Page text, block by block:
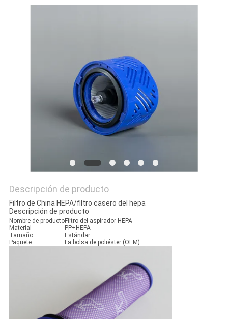
PRIVACY
POLICY
Descripción de producto
Filtro de China HEPA/filtro casero del hepa
Descripción de producto
Nombre de productoFiltro del aspirador HEPA
Material
PP+HEPA
Tamaño
Estándar
Paquete
La bolsa de poliéster (OEM)